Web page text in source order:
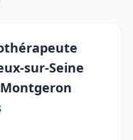
sur-Seine